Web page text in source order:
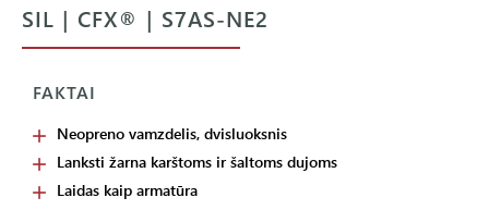
SIL | CFX® | S7AS-NE2
FAKTAI
Neopreno vamzdelis, dvisluoksnis
Lanksti žarna karštoms ir šaltoms dujoms
Laidas kaip armatūra